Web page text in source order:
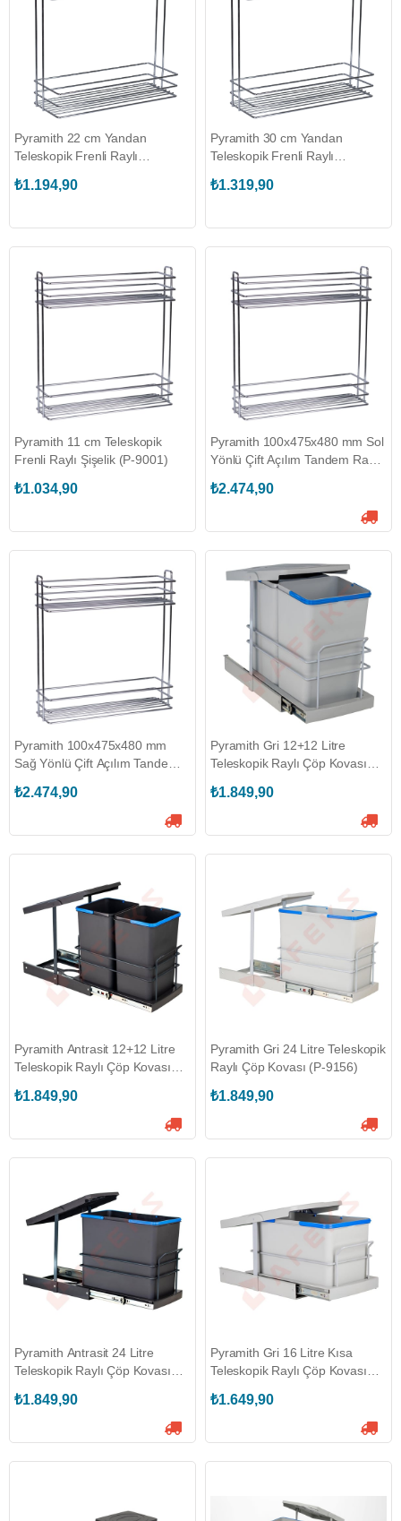
Pyramith 22 cm Yandan
Teleskopik Frenli Raylı
₺1.194,90
Pyramith 30 cm Yandan
Teleskopik Frenli Raylı
₺1.319,90
Pyramith 11 cm Teleskopik
Frenli Raylı Şişelik (P-9001)
₺1.034,90
Pyramith 100x475x480 mm Sol
Yönlü Çift Açılım Tandem Raylı
₺2.474,90
Pyramith 100x475x480 mm
Sağ Yönlü Çift Açılım Tandem
₺2.474,90
Pyramith Gri 12+12 Litre
Teleskopik Raylı Çöp Kovası
₺1.849,90
Pyramith Antrasit 12+12 Litre
Teleskopik Raylı Çöp Kovası
₺1.849,90
Pyramith Gri 24 Litre Teleskopik
Raylı Çöp Kovası (P-9156)
₺1.849,90
Pyramith Antrasit 24 Litre
Teleskopik Raylı Çöp Kovası
₺1.849,90
Pyramith Gri 16 Litre Kısa
Teleskopik Raylı Çöp Kovası
₺1.649,90